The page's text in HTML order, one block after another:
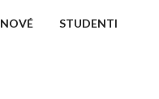
STUDENTI